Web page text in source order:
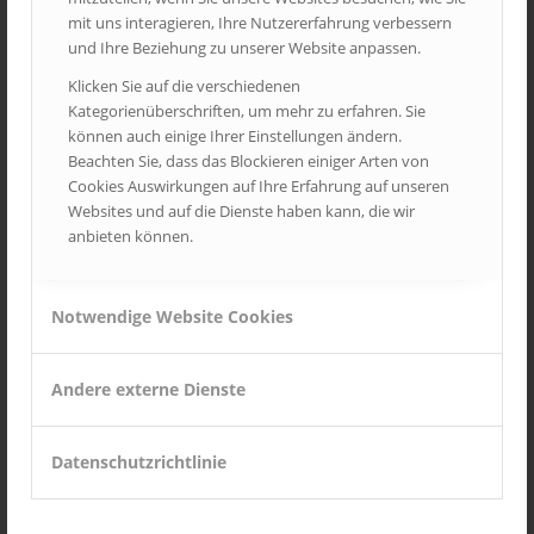
mit uns interagieren, Ihre Nutzererfahrung verbessern
und Ihre Beziehung zu unserer Website anpassen.
Klicken Sie auf die verschiedenen
Kategorienüberschriften, um mehr zu erfahren. Sie
können auch einige Ihrer Einstellungen ändern.
Beachten Sie, dass das Blockieren einiger Arten von
Cookies Auswirkungen auf Ihre Erfahrung auf unseren
Websites und auf die Dienste haben kann, die wir
anbieten können.
Notwendige Website Cookies
Andere externe Dienste
Datenschutzrichtlinie
Custom Lightbox!
9. August 2010 / 0 Kommentare / in Frontpage Article, Images,
von Admin1
Ut enim ad minim veniam, quis nostrudexercitation ullamco
laboris nisi ut aliquip ex ea commodo consequat. Lorem ipsum
dolor sit amet,consectetur
Weiterlesen
A Post without Image
7. Mai 2010 / 0 Kommentare /
Ut enim ad minim veniam, quis nostrudexercitation ullamco